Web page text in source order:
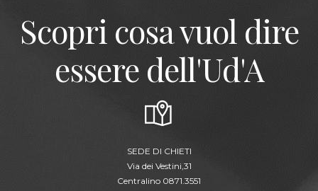
Scopri cosa vuol dire
essere dell'Ud'A
SEDE DI CHIETI
Via dei Vestini,31
Centralino 0871.3551